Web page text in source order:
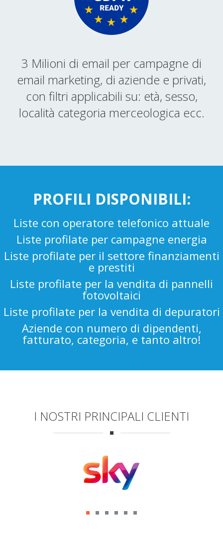
3 Milioni di email per campagne di
email marketing, di aziende e privati,
con filtri applicabili su: età, sesso,
località categoria merceologica ecc.
PROFILI DISPONIBILI:
Liste con operatore telefonico attuale
Liste profilate per campagne energia
Liste profilate per il settore finanziamenti
e prestiti
Liste profilate per la vendita di pannelli
fotovoltaici
Liste profilate per la vendita di depuratori
Aziende con numero di dipendenti,
fatturato, categoria, e tanto altro!
I NOSTRI PRINCIPALI CLIENTI